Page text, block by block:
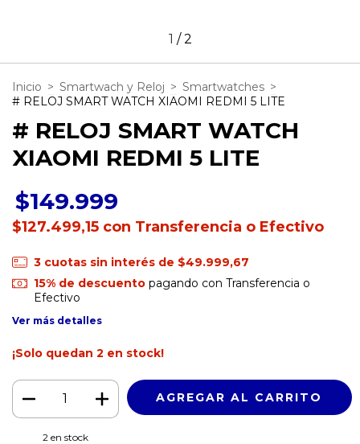
1 /2
Inicio > Smartwach y Reloj > Smartwatches >
# RELOJ SMART WATCH XIAOMI REDMI 5 LITE
# RELOJ SMART WATCH
XIAOMI REDMI 5 LITE
$149.999
$127.499,15 con Transferencia o Efectivo
3 cuotas sin interés de $49.999,67
15% de descuentopagando con Transferencia o
Efectivo
Ver más detalles
¡Solo quedan 2 en stock!
2 en stock